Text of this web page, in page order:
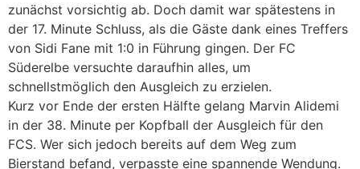
zunächst vorsichtig ab. Doch damit war spätestens in
der 17. Minute Schluss, als die Gäste dank eines Treffers
von Sidi Fane mit 1:0 in Führung gingen. Der FC
Süderelbe versuchte daraufhin alles, um
schnellstmöglich den Ausgleich zu erzielen.
Kurz vor Ende der ersten Hälfte gelang Marvin Alidemi
in der 38. Minute per Kopfball der Ausgleich für den
FCS. Wer sich jedoch bereits auf dem Weg zum
Bierstand befand, verpasste eine spannende Wendung.